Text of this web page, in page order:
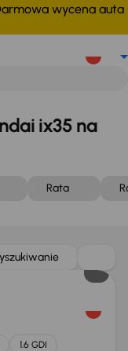
wycena auta
ix35 na
Rata
1.6 GDI